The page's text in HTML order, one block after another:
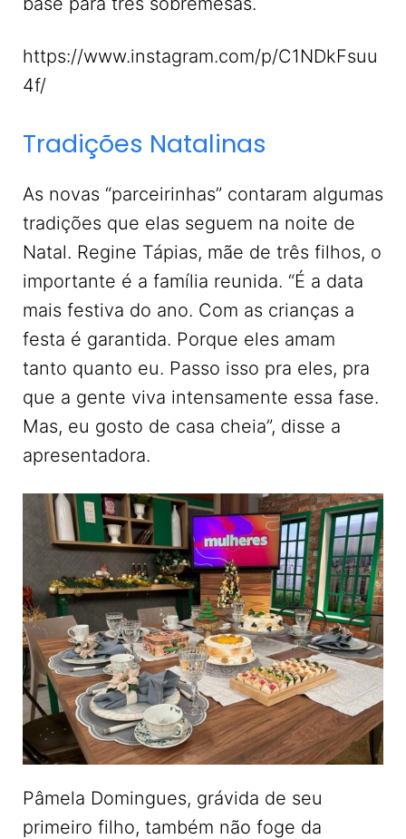
https://www.instagram.com/p/C1NDkFsuu
4f/
Tradições Natalinas
As novas “parceirinhas” contaram algumas
tradições que elas seguem na noite de
Natal. Regine Tápias, mãe de três filhos, o
importante é a família reunida. “É a data
mais festiva do ano. Com as crianças a
festa é garantida. Porque eles amam
tanto quanto eu. Passo isso pra eles, pra
que a gente viva intensamente essa fase.
Mas, eu gosto de casa cheia”, disse a
apresentadora.
Pâmela Domingues, grávida de seu
primeiro filho, também não foge da